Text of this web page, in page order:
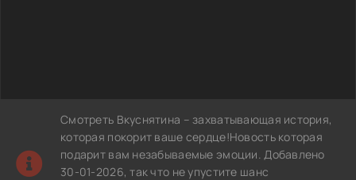
Смотреть Вкуснятина – захватывающая история,
которая покорит ваше сердце!Новость которая
подарит вам незабываемые эмоции. Добавлено
30-01-2026, так что не упустите шанс